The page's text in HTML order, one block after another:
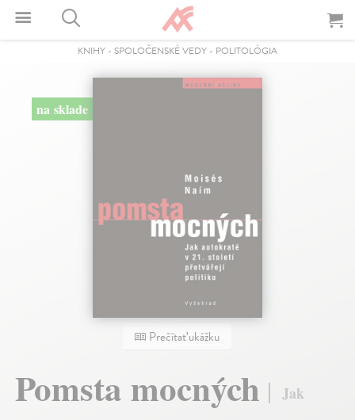
KNIHY - SPOLOČENSKÉ VEDY - POLITOLÓGIA
na sklade
Prečítať ukážku
Pomsta mocných
Jak